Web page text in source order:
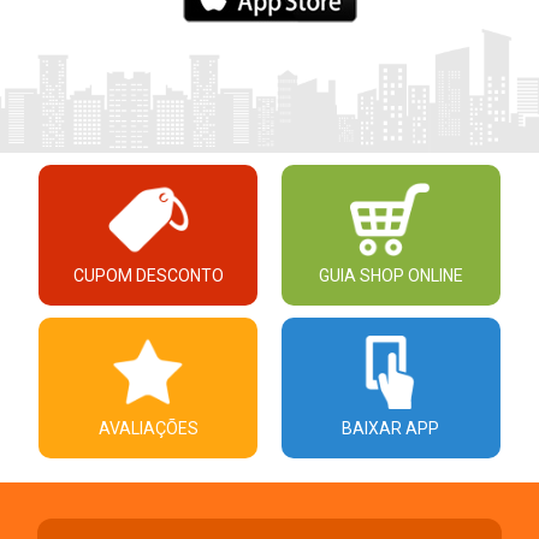
CUPOM DESCONTO GUIA SHOP ONLINE
AVALIAÇÕES BAIXAR APP